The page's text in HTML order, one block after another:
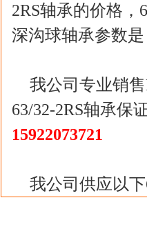
2RS轴承的价格，
深沟球轴承参数
我公司专业销
63/32-2RS轴承保
15922073721
我公司供应以